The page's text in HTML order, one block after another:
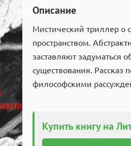
ФольклорОписание
Мистический триллер о
пространством.
заставляют задуматься
существования. Рассказ
философскими
Купить книгу на